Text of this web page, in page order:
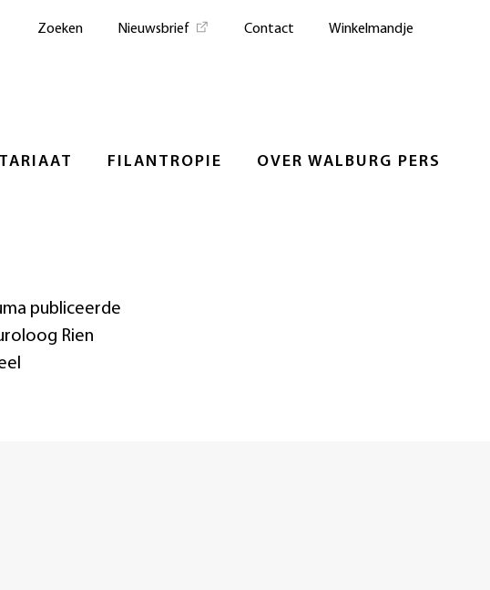
FILANTROPIE OVER WALBURG PERS
Zoeken Nieuwsbrief Contact Winkelmandje
publiceerde
Rien